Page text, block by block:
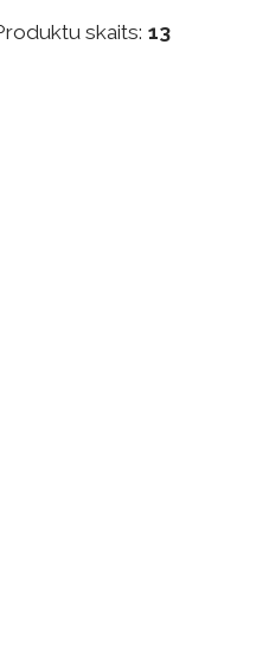
skaits: 13